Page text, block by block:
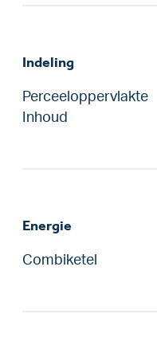
Indeling
Perceeloppervlakte
Inhoud
Energie
Combiketel